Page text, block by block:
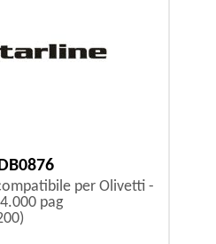
per Olivetti -
pag